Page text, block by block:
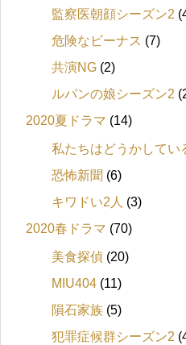
監察医朝顔シーズン2
危険なビーナス (7)
共演NG (2)
ルパンの娘シーズン2
2020夏ドラマ (14)
私たちはどうかしてい
恐怖新聞 (6)
キワドい2人 (3)
2020春ドラマ (70)
美食探偵 (20)
MIU404 (11)
隕石家族 (5)
犯罪症候群シーズン2